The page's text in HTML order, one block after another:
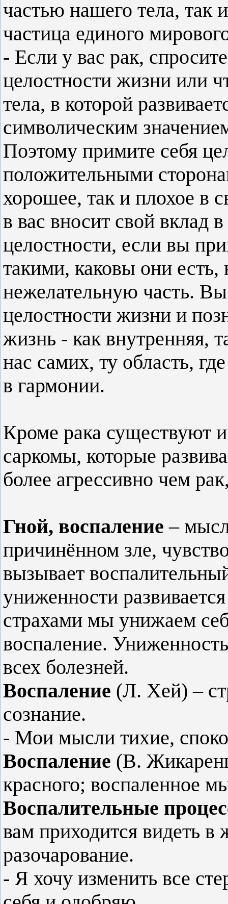
частью нашего тела, так
частица единого
- Если у вас рак,
целостности жизни или
тела, в которой
символическим
Поэтому примите себя
положительными
хорошее, так и плохое в
в вас вносит свой вклад
целостности, если вы
такими, каковы они есть,
нежелательную часть.
целостности жизни и
жизнь - как внутренняя,
нас самих, ту область,
в гармонии.
Кроме рака существуют
саркомы, которые
более агрессивно чем
Гной, воспаление –
причинённом зле,
вызывает
униженности
страхами мы унижаем
воспаление.
всех болезней.
Воспаление (Л. Хей) –
сознание.
- Мои мысли тихие,
Воспаление (В.
красного; воспаленное
Воспалительные
вам приходится видеть
разочарование.
- Я хочу изменить все